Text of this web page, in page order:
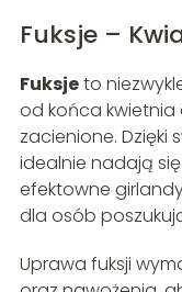
Fuksje –
Fuksjeto
od końca kwietnia
zacienione. Dzięki
idealnie nadają
efektowne
dla osób
Uprawa fuksji